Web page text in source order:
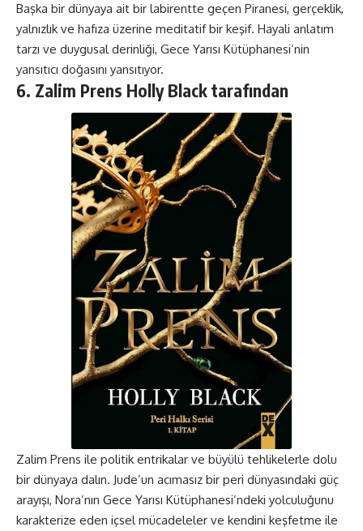
Başka bir dünyaya ait bir labirentte geçen Piranesi, gerçeklik,
yalnızlık ve hafıza üzerine meditatif bir keşif. Hayali anlatım
tarzı ve duygusal derinliği, Gece Yarısı Kütüphanesi’nin
yansıtıcı doğasını yansıtıyor.
6. Zalim Prens Holly Black tarafından
Zalim Prens ile politik entrikalar ve büyülü tehlikelerle dolu
bir dünyaya dalın. Jude’un acımasız bir peri dünyasındaki güç
arayışı, Nora’nın Gece Yarısı Kütüphanesi’ndeki yolculuğunu
karakterize eden içsel mücadeleler ve kendini keşfetme ile